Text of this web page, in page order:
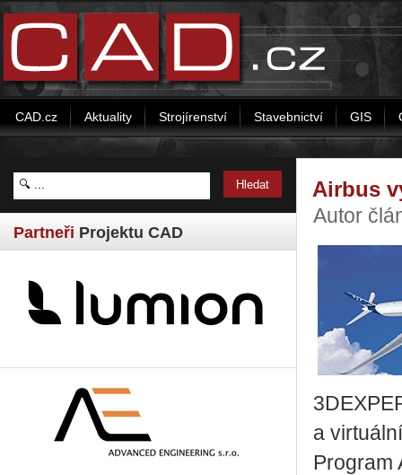
CAD.cz Aktuality Strojírenství Stavebnictví GIS
Partneři Projektu CAD
Airbus
Autor
a
Program